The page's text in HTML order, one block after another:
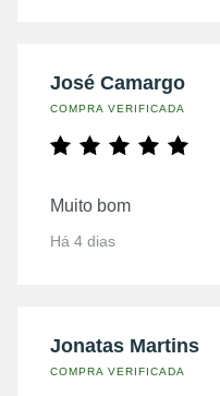
José Camargo
COMPRA VERIFICADA
Muito bom
Há 4 dias
Jonatas Martins
COMPRA VERIFICADA